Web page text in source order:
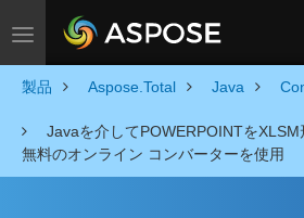
Toggle navigation
製品 Aspose.Total Java
Javaを介してPOWERPOINTを
無料のオンライン コンバーターを使用